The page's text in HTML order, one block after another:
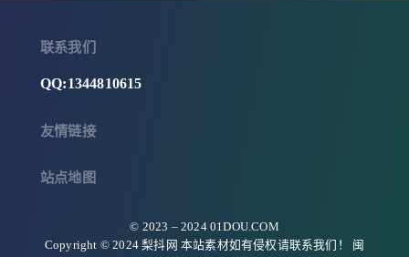
友情链接
站点地图
联系我们
QQ:1344810615
© 2023 – 2024 01DOU.COM
Copyright © 2024 梨抖网 本站素材如有侵权请联系我们！ 闽